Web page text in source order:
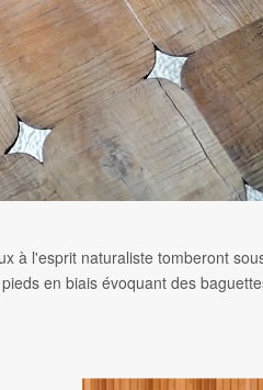
à l'esprit naturaliste tomberont
en biais évoquant des